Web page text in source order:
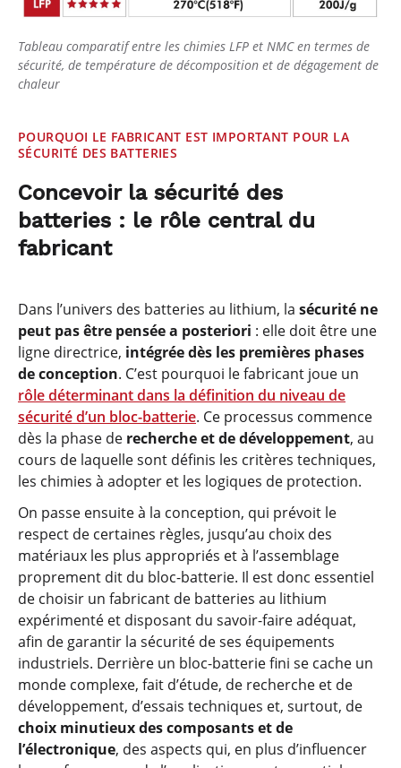
Tableau comparatif entre les chimies LFP et NMC en termes de
sécurité, de température de décomposition et de dégagement de
chaleur
POURQUOI LE FABRICANT EST IMPORTANT POUR LA
SÉCURITÉ DES BATTERIES
Concevoir la sécurité des
batteries : le rôle central du
fabricant
Dans l’univers des batteries au lithium, la sécurité ne
peut pas être pensée a posteriori : elle doit être une
ligne directrice, intégrée dès les premières phases
de conception. C’est pourquoi le fabricant joue un
rôle déterminant dans la définition du niveau de
sécurité d’un bloc-batterie. Ce processus commence
dès la phase de recherche et de développement, au
cours de laquelle sont définis les critères techniques,
les chimies à adopter et les logiques de protection.
On passe ensuite à la conception, qui prévoit le
respect de certaines règles, jusqu’au choix des
matériaux les plus appropriés et à l’assemblage
proprement dit du bloc-batterie. Il est donc essentiel
de choisir un fabricant de batteries au lithium
expérimenté et disposant du savoir-faire adéquat,
afin de garantir la sécurité de ses équipements
industriels. Derrière un bloc-batterie fini se cache un
monde complexe, fait d’étude, de recherche et de
développement, d’essais techniques et, surtout, de
choix minutieux des composants et de
l’électronique, des aspects qui, en plus d’influencer